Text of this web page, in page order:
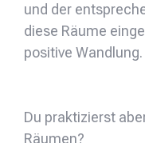
und der
diese Räume
positive Wandlung.
Du praktizierst
Räumen?